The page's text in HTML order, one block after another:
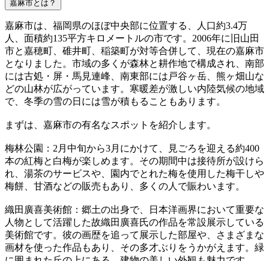
嘉麻市とは？
嘉麻市は、福岡県のほぼ中央部に位置する、人口約3.4万
人、面積約135平方キロメートルの市です。2006年に旧山田
市と嘉穂町、碓井町、稲築町が対等合併して、現在の嘉麻市
となりました。市域の多くが森林と耕作地で構成され、南部
には古処・屏・馬見連峰、南東部には戸谷ヶ岳、熊ヶ畑山な
どの山林が広がっています。寒暖差が激しい内陸気候の地域
で、冬季の雪の日には雪が積もることもあります。
まずは、嘉麻市の有名なスポットを紹介します。
梅林公園：2月中旬から3月にかけて、見ごろを迎える約400
本の紅梅と白梅が楽しめます。その期間中は接待所が設けら
れ、湯茶のサービスや、園内でとれた梅を使用した梅干しや
梅餅、甘酒などの販売もあり、多くの人で賑わいます。
織田廣喜美術館：郷土の出身で、日本洋画界において重要な
人物として活躍した故織田廣喜氏の作品を常設展示している
美術館です。彼の画歴を追って展示した部屋や、さまざまな
画材を使った作品もあり、その多才ぶりをうかがえます。緑